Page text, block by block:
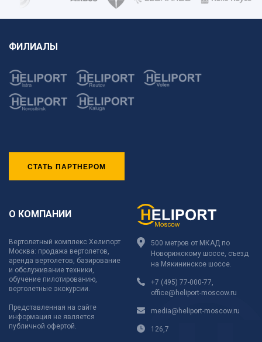
ФИЛИАЛЫ
СТАТЬ ПАРТНЕРОМ
О КОМПАНИИ
Вертолетный комплекс Хелипорт
Москва: продажа вертолетов,
аренда вертолетов, базирование
и обслуживание техники,
обучение пилотированию,
вертолетные экскурсии.
Представленная на сайте
информация не является
публичной офертой.
500 метров от МКАД по
Новорижскому шоссе, съезд
на Мякининское шоссе.
+7 (495) 77-000-77
office@heliport-moscow.ru
media@heliport-moscow.ru
126,7